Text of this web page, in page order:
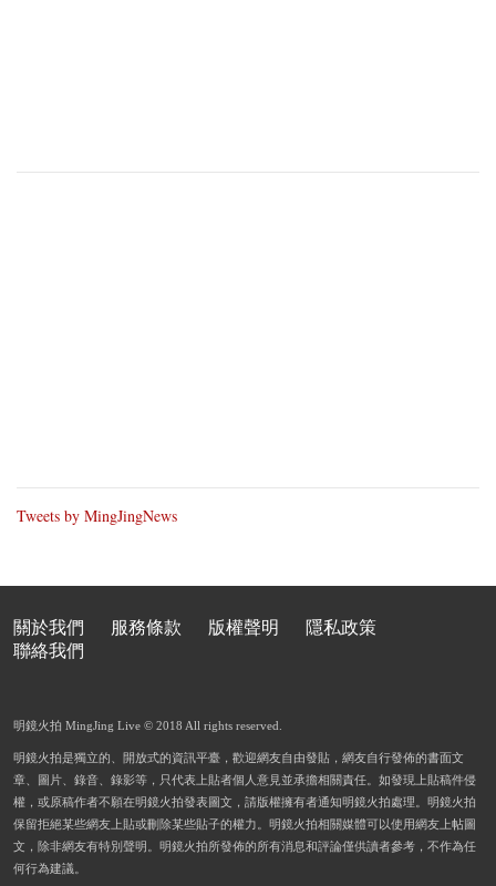
Tweets by MingJingNews
關於我們 服務條款 版權聲明
隱私政策
聯絡我們
明鏡火拍 MingJing Live © 2018 All rights reserved.
明鏡火拍是獨立的、開放式的資訊平臺，歡迎網友自由發貼，網友自行發佈的書面文
章、圖片、錄音、錄影等，只代表上貼者個人意見並承擔相關責任。如發現上貼稿件侵
權，或原稿作者不願在明鏡火拍發表圖文，請版權擁有者通知明鏡火拍處理。明鏡火拍
保留拒絕某些網友上貼或刪除某些貼子的權力。明鏡火拍相關媒體可以使用網友上帖圖
文，除非網友有特別聲明。明鏡火拍所發佈的所有消息和評論僅供讀者參考，不作為任
何行為建議。